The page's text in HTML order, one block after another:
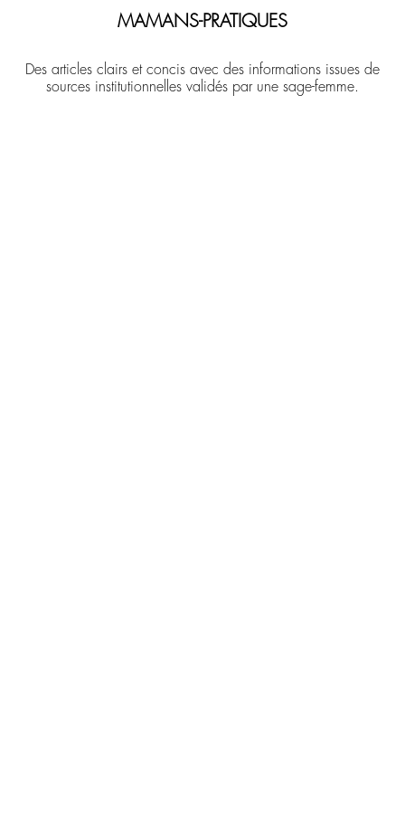
MAMANS-PRATIQUES
Des articles clairs et concis avec des informations issues de
sources institutionnelles validés par une sage-femme.